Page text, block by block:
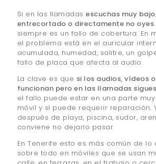
Si en las llamadasescuchas muy
entrecortado o directamente no oyes
siempre es un fallo de cobertura. En
el problema está en el auricular
acumulada, humedad, salitre, un
fallo de placa que afecta al audio.
La clave es que si los audios, vídeos
funcionan pero en las llamadas
el fallo puede estar en una parte
móvil y sí puede requerir reparación.
después de playa, piscina, sudor,
conviene no dejarlo pasar.
En Tenerife esto es más común de lo
sobre todo en móviles que se usan